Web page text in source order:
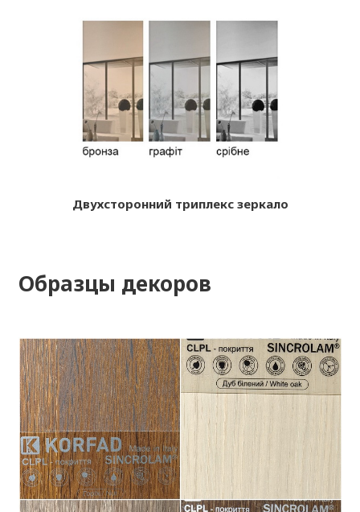
Двухсторонний триплекс зеркало
Образцы декоров